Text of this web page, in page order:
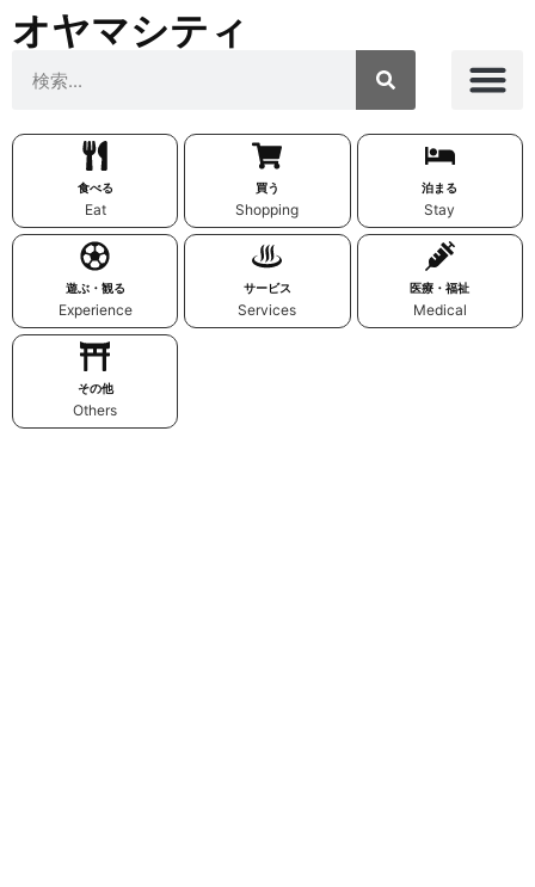
オヤマシティ
食べる
Eat
買う
Shopping
泊まる
Stay
遊ぶ・観る
Experience
サービス
Services
医療・福祉
Medical
その他
Others